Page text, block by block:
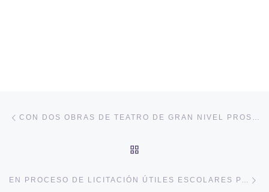
CON DOS OBRAS DE TEATRO DE GRAN NIVEL PROSIGUIÓ PROGRAMA DE VERANO PALMILLA 2013